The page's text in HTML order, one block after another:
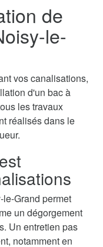
de
le-
vos canalisations,
d'un bac à
les travaux
réalisés dans le
Grand permet
un dégorgement
Un entretien pas
notamment en